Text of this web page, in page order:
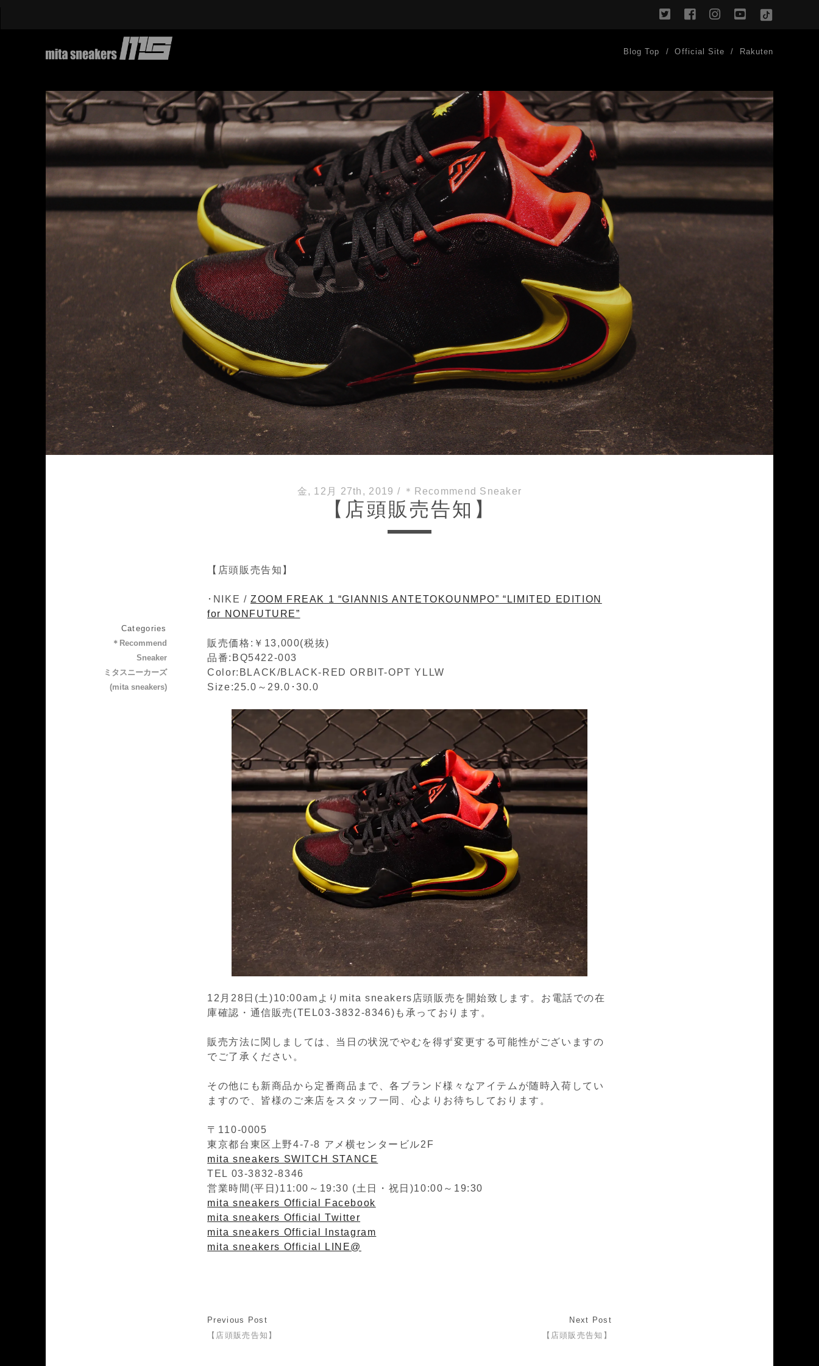
twitterfacebookinstagram
youtube
TikTok
Blog Top Official Site Rakuten
金, 12月 27th, 2019 / ＊Recommend Sneaker
【店頭販売告知】
【店頭販売告知】
･NIKE / ZOOM FREAK 1 “GIANNIS ANTETOKOUNMPO” “LIMITED EDITION
for NONFUTURE”
販売価格:￥13,000(税抜)
品番:BQ5422-003
Color:BLACK/BLACK-RED ORBIT-OPT YLLW
Size:25.0～29.0･30.0
12月28日(土)10:00amよりmita sneakers店頭販売を開始致します。お電話での在
庫確認・通信販売(TEL03-3832-8346)も承っております。
販売方法に関しましては、当日の状況でやむを得ず変更する可能性がございますの
でご了承ください。
その他にも新商品から定番商品まで、各ブランド様々なアイテムが随時入荷してい
ますので、皆様のご来店をスタッフ一同、心よりお待ちしております。
〒110-0005
東京都台東区上野4-7-8 アメ横センタービル2F
mita sneakers SWITCH STANCE
TEL 03-3832-8346
営業時間(平日)11:00～19:30 (土日・祝日)10:00～19:30
mita sneakers Official Facebook
mita sneakers Official Twitter
mita sneakers Official Instagram
mita sneakers Official LINE@
Previous Post
【店頭販売告知】
Next Post
【店頭販売告知】
Categories
＊Recommend
Sneaker
ミタスニーカーズ
(mita sneakers)